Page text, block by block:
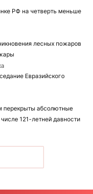
РФ на четверть меньше
лесных пожаров
Евразийского
перекрыты абсолютные
121-летней давности